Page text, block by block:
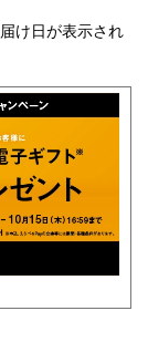
け日が表示され